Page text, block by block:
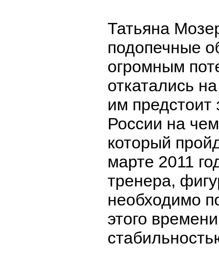
Татьяна
подопечные
огромным
откатались
им
России на
который
марте 2011
тренера,
необходимо
этого